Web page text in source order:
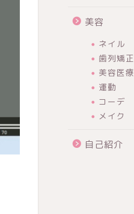
美容
ネイル
歯列矯正
美容医療
運動
コーデ
メイク
自己紹介